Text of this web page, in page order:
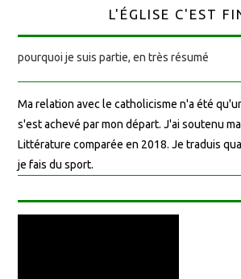
L'ÉGLISE C'EST
pourquoi je suis partie, en très résumé
Ma relation avec le catholicisme n'a été
s'est achevé par mon départ. J'ai soutenu
Littérature comparée en 2018. Je traduis
je fais du sport.